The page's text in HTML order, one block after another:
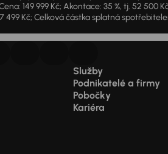
149 999 Kč; Akontace: 35 %, tj. 52 500
Kč; Celková částka splatná
Služby
Podnikatelé a firmy
Pobočky
Kariéra